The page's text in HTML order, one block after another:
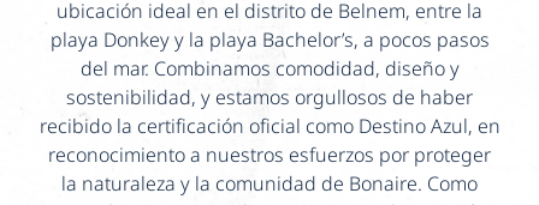
ubicación ideal en el distrito de Belnem, entre la
playa Donkey y la playa Bachelor’s, a pocos pasos
del mar. Combinamos comodidad, diseño y
sostenibilidad, y estamos orgullosos de haber
recibido la certificación oficial como Destino Azul, en
reconocimiento a nuestros esfuerzos por proteger
la naturaleza y la comunidad de Bonaire. Como